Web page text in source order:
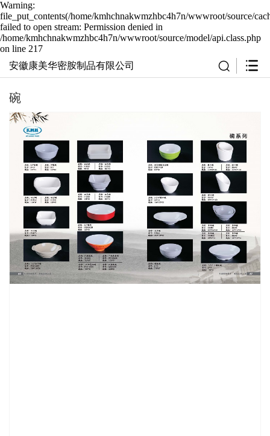
Warning:
file_put_contents(/home/kmhchnakwmzhbc4h7n/wwwroot/source/
failed to open stream: Permission denied in
/home/kmhchnakwmzhbc4h7n/wwwroot/source/model/api.class.php
on line 217
安徽康美华密胺制品有限公司
碗